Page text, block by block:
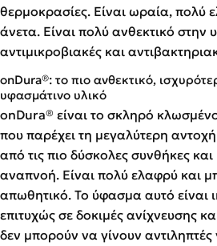
θερμοκρασίες. Είναι ωραία, πολύ
άνετα. Είναι πολύ ανθεκτικό στην
αντιμικροβιακές και
onDura®: το πιο ανθεκτικό,
υφασμάτινο υλικό
onDura® είναι το σκληρό
που παρέχει τη μεγαλύτερη
από τις πιο δύσκολες συνθήκες και
αναπνοή. Είναι πολύ ελαφρύ και
απωθητικό. Το ύφασμα αυτό είναι
επιτυχώς σε δοκιμές ανίχνευσης
δεν μπορούν να γίνουν αντιληπτές